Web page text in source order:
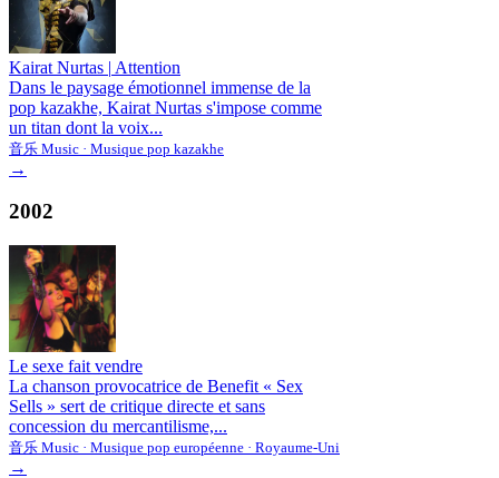
Kairat Nurtas | Attention
Dans le paysage émotionnel immense de la
pop kazakhe, Kairat Nurtas s'impose comme
un titan dont la voix...
音乐 Music · Musique pop kazakhe
→
2002
Le sexe fait vendre
La chanson provocatrice de Benefit « Sex
Sells » sert de critique directe et sans
concession du mercantilisme,...
音乐 Music · Musique pop européenne · Royaume-Uni
→